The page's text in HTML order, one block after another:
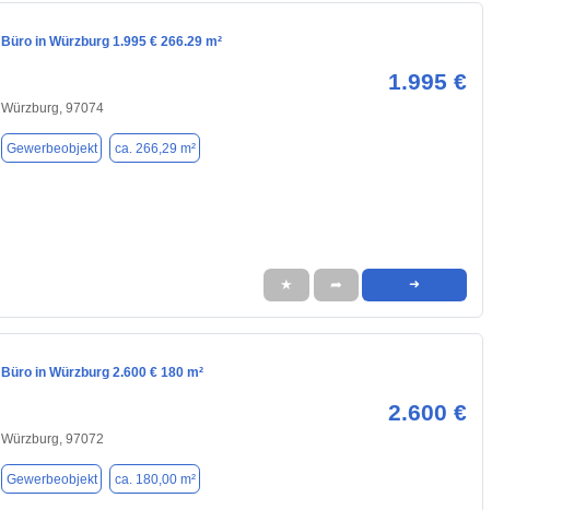
Büro in Würzburg 1.995 € 266.29 m²
1.995 €
Würzburg, 97074
Gewerbeobjekt ca. 266,29 m²
★ ➦ ➜
Büro in Würzburg 2.600 € 180 m²
2.600 €
Würzburg, 97072
Gewerbeobjekt ca. 180,00 m²